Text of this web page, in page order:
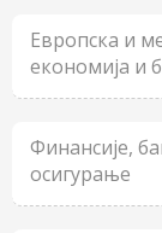
Европска и
економија и
Финансије,
осигурање